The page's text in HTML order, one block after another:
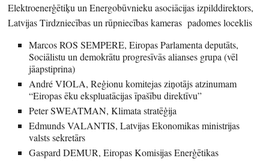
Elektroenerģētiķu un Energobūvnieku asociācijas izpilddirektors,
Latvijas Tirdzniecības un rūpniecības kameras padomes loceklis
Marcos ROS SEMPERE, Eiropas Parlamenta deputāts,
Sociālistu un demokrātu progresīvās alianses grupa (vēl
jāapstiprina)
André VIOLA, Reģionu komitejas ziņotājs atzinumam
“Eiropas ēku ekspluatācijas īpašību direktīvu”
Peter SWEATMAN, Klimata stratēģija
Edmunds VALANTIS, Latvijas Ekonomikas ministrijas
valsts sekretārs
Gaspard DEMUR, Eiropas Komisijas Enerģētikas